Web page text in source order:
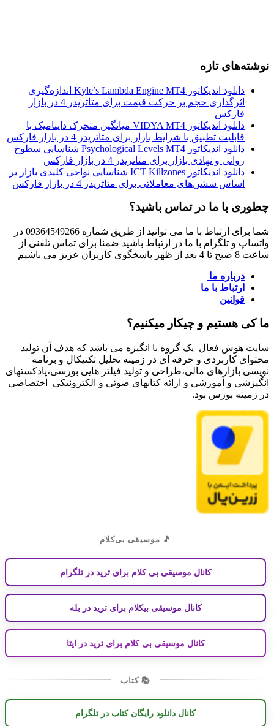
نوشته‌های تازه
دانلود اندیکاتور Kyle’s Lambda Engine MT4 اندازه‌گیری
اثرگذاری حجم بر حرکت قیمت برای متاتریدر 4 در بازار
فارکس
دانلود اندیکاتور VIDYA MT4 میانگین متحرک داینامیک با
قابلیت تطبیق با شرایط بازار برای متاتریدر 4 در بازار فارکس
دانلود اندیکاتور Psychological Levels MT4 شناسایی سطوح
روانی و نهادی بازار برای متاتریدر 4 در بازار فارکس
دانلود اندیکاتور ICT Killzones شناسایی نواحی کلیدی بازار بر
اساس سشن‌های معاملاتی برای متاتریدر 4 در بازار فارکس
چطوری با ما در تماس باشید؟
شما برای ارتباط با ما می توانید از طریق شماره 09364549266 در
واتساپ و تلگرام با ما در ارتباط باشید ضمنا برای تماس تلفنی از
ساعت 8 صبح تا 4 بعد از ظهر پاسخگوی کاربران عزیز می باشیم
درباره ما
ارتباط با ما
قوانین
ما کی هستیم و چیکار میکنیم؟
سایت هوش فعال یک گروه با انگیزه می باشد که هدف آن تولید
محتوای کاربردی و حرفه ای در زمینه تحلیل تکنیکال و برنامه
نویسی بازارهای مالی،طراحی و تولید فیلتر هایی بورسی،پادکستهای
انگیزشی و آموزشی و ارائه کتابهای صوتی و الکترونیکی اختصاصی
در زمینه بورس بود.
🎵 موسیقی بی‌کلام
کانال موسیقی بی کلام برای ترید در تلگرام
کانال موسیقی بیکلام برای ترید در بله
کانال موسیقی بی کلام برای ترید در ایتا
📚 کتاب
کانال دانلود رایگان کتاب در تلگرام